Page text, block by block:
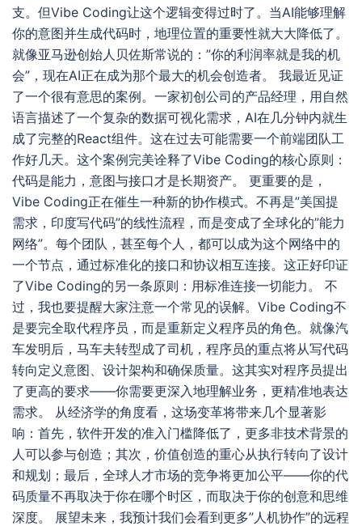
支。但Vibe Coding让这个逻辑变得过时了。当AI能够理解
你的意图并生成代码时，地理位置的重要性就大大降低了。
就像亚马逊创始人贝佐斯常说的：”你的利润率就是我的机
会”，现在AI正在成为那个最大的机会创造者。 我最近见证
了一个很有意思的案例。一家初创公司的产品经理，用自然
语言描述了一个复杂的数据可视化需求，AI在几分钟内就生
成了完整的React组件。这在过去可能需要一个前端团队工
作好几天。这个案例完美诠释了Vibe Coding的核心原则：
代码是能力，意图与接口才是长期资产。 更重要的是，
Vibe Coding正在催生一种新的协作模式。不再是”美国提
需求，印度写代码”的线性流程，而是变成了全球化的”能力
网络”。每个团队，甚至每个人，都可以成为这个网络中的
一个节点，通过标准化的接口和协议相互连接。这正好印证
了Vibe Coding的另一条原则：用标准连接一切能力。 不
过，我也要提醒大家注意一个常见的误解。Vibe Coding不
是要完全取代程序员，而是重新定义程序员的角色。就像汽
车发明后，马车夫转型成了司机，程序员的重点将从写代码
转向定义意图、设计架构和确保质量。这其实对程序员提出
了更高的要求——你需要更深入地理解业务，更精准地表达
需求。 从经济学的角度看，这场变革将带来几个显著影
响：首先，软件开发的准入门槛降低了，更多非技术背景的
人可以参与创造；其次，价值创造的重心从执行转向了设计
和规划；最后，全球人才市场的竞争将更加公平——你的代
码质量不再取决于你在哪个时区，而取决于你的创意和思维
深度。 展望未来，我预计我们会看到更多”人机协作”的远程